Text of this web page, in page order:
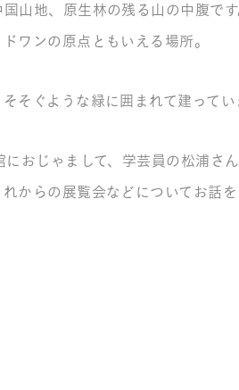
山地、原生林の残る山の中腹で
ワンの原点ともいえる場所。
そぐような緑に囲まれて建ってい
おじゃまして、学芸員の松浦さ
からの展覧会などについてお話